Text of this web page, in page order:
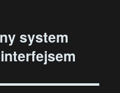
system